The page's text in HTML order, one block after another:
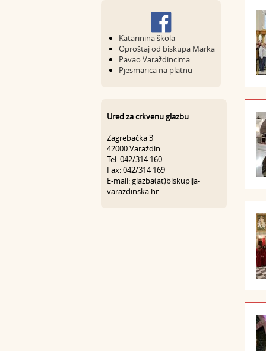
Katarinina škola
Oproštaj od biskupa Marka
Pavao Varaždincima
Pjesmarica na platnu
Ured za crkvenu glazbu
Zagrebačka 3
42000 Varaždin
Tel: 042/314 160
Fax: 042/314 169
E-mail: glazba(at)biskupija-
varazdinska.hr